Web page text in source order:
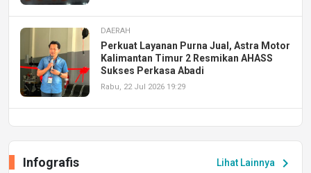
DAERAH
Perkuat Layanan Purna Jual, Astra Motor
Kalimantan Timur 2 Resmikan AHASS
Sukses Perkasa Abadi
Rabu, 22 Jul 2026 19:29
Peluang Kerja dan MagangLihat Lainnya chevron_right
Infografis